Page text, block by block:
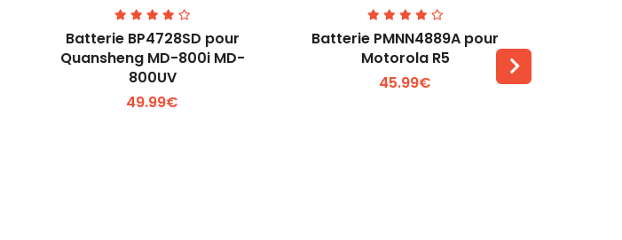
Voir plus +
Batterie BP4728SD pour
Quansheng MD-800i MD-
800UV
49.99€
Voir plus +
Batterie PMNN4889A pour
Motorola R5
45.99€